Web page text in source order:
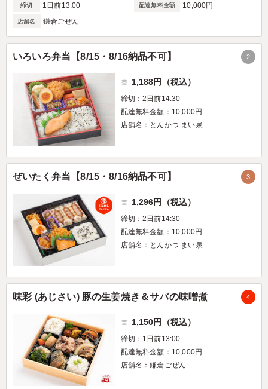
締切 1日前13:00 配達無料金額 10,000円
店舗名 鎌倉ごぜん
いろいろ弁当【8/15・8/16納品不可】 2
1,188円（税込）
締切：2日前14:30
配達無料金額：10,000円
店舗名：とんかつ まい泉
ぜいたく弁当【8/15・8/16納品不可】 3
1,296円（税込）
締切：2日前14:30
配達無料金額：10,000円
店舗名：とんかつ まい泉
味彩 (あじさい) 豚の生姜焼き＆サバの味噌煮 4
1,150円（税込）
締切：1日前13:00
配達無料金額：10,000円
店舗名：鎌倉ごぜん